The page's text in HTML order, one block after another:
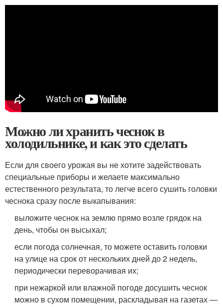
Можно ли хранить чеснок в
холодильнике, и как это сделать
Если для своего урожая вы не хотите задействовать
специальные приборы и желаете максимально
естественного результата, то легче всего сушить головки
чеснока сразу после выкапывания:
выложите чеснок на землю прямо возле грядок на
день, чтобы он высыхал;
если погода солнечная, то можете оставить головки
на улице на срок от нескольких дней до 2 недель,
периодически переворачивая их;
при нежаркой или влажной погоде досушить чеснок
можно в сухом помещении, раскладывая на газетах —